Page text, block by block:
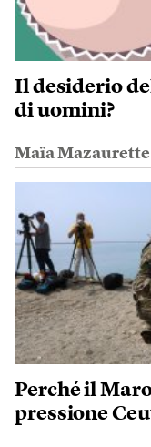
Il desiderio
di uomini?
Maïa Mazaurette
Perché il
pressione